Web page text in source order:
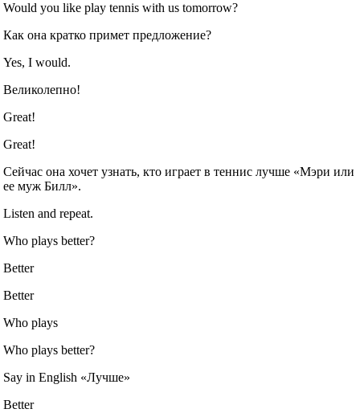
Would you like play tennis with us tomorrow?
Как она кратко примет предложение?
Yes, I would.
Великолепно!
Great!
Great!
Сейчас она хочет узнать, кто играет в теннис лучше «Мэри или
ее муж Билл».
Listen and repeat.
Who plays better?
Better
Better
Who plays
Who plays better?
Say in English «Лучше»
Better